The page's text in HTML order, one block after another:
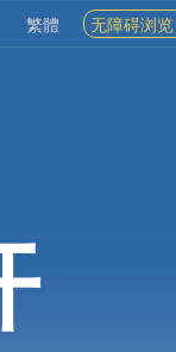
繁體 无障碍浏览